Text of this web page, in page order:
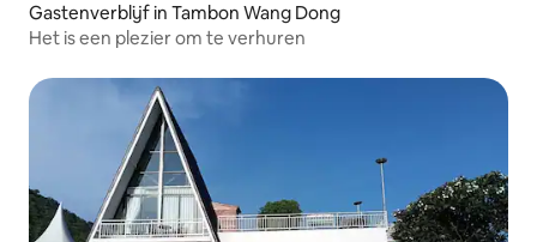
Gastenverblijf in Tambon Wang Dong
Het is een plezier om te verhuren